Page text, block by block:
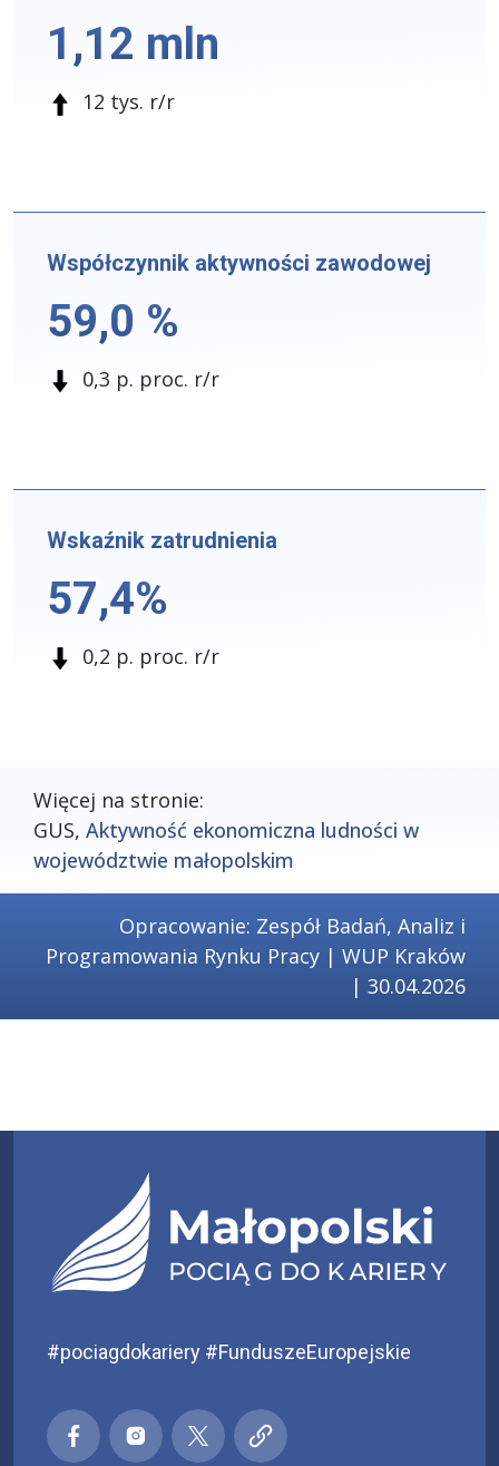
1,12 mln
12 tys. r/r
Współczynnik aktywności zawodowej
59,0 %
0,3 p. proc. r/r
Wskaźnik zatrudnienia
57,4%
0,2 p. proc. r/r
Więcej na stronie:
GUS, Aktywność ekonomiczna ludności w
województwie małopolskim
Opracowanie: Zespół Badań, Analiz i
Programowania Rynku Pracy | WUP Kraków
| 30.04.2026
#pociagdokariery #FunduszeEuropejskie
Małopolski pociąg do kariery
Małopolski pociąg do kariery
Małopolski pociąg do kariery
Małopolski pociąg do